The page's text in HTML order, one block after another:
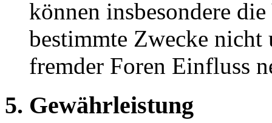
können insbesondere
bestimmte Zwecke nicht
fremder Foren Einfluss
5. Gewährleistung